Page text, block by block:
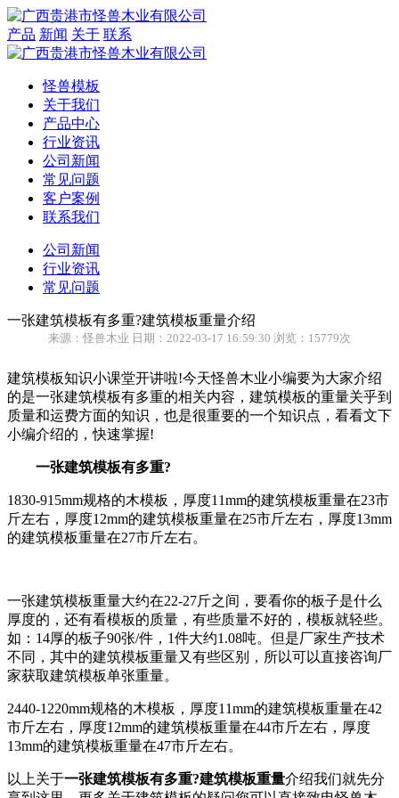
产品 新闻 关于 联系
怪兽模板
关于我们
产品中心
行业资讯
公司新闻
常见问题
客户案例
联系我们
公司新闻
行业资讯
常见问题
一张建筑模板有多重?建筑模板重量介绍
来源：怪兽木业 日期：2022-03-17 16:59:30 浏览：15779次
建筑模板知识小课堂开讲啦!今天怪兽木业小编要为大家介绍
的是一张建筑模板有多重的相关内容，建筑模板的重量关乎到
质量和运费方面的知识，也是很重要的一个知识点，看看文下
小编介绍的，快速掌握!
一张建筑模板有多重?
1830-915mm规格的木模板，厚度11mm的建筑模板重量在23市
斤左右，厚度12mm的建筑模板重量在25市斤左右，厚度13mm
的建筑模板重量在27市斤左右。
一张建筑模板重量大约在22-27斤之间，要看你的板子是什么
厚度的，还有看模板的质量，有些质量不好的，模板就轻些。
如：14厚的板子90张/件，1件大约1.08吨。但是厂家生产技术
不同，其中的建筑模板重量又有些区别，所以可以直接咨询厂
家获取建筑模板单张重量。
2440-1220mm规格的木模板，厚度11mm的建筑模板重量在42
市斤左右，厚度12mm的建筑模板重量在44市斤左右，厚度
13mm的建筑模板重量在47市斤左右。
以上关于一张建筑模板有多重?建筑模板重量介绍我们就先分